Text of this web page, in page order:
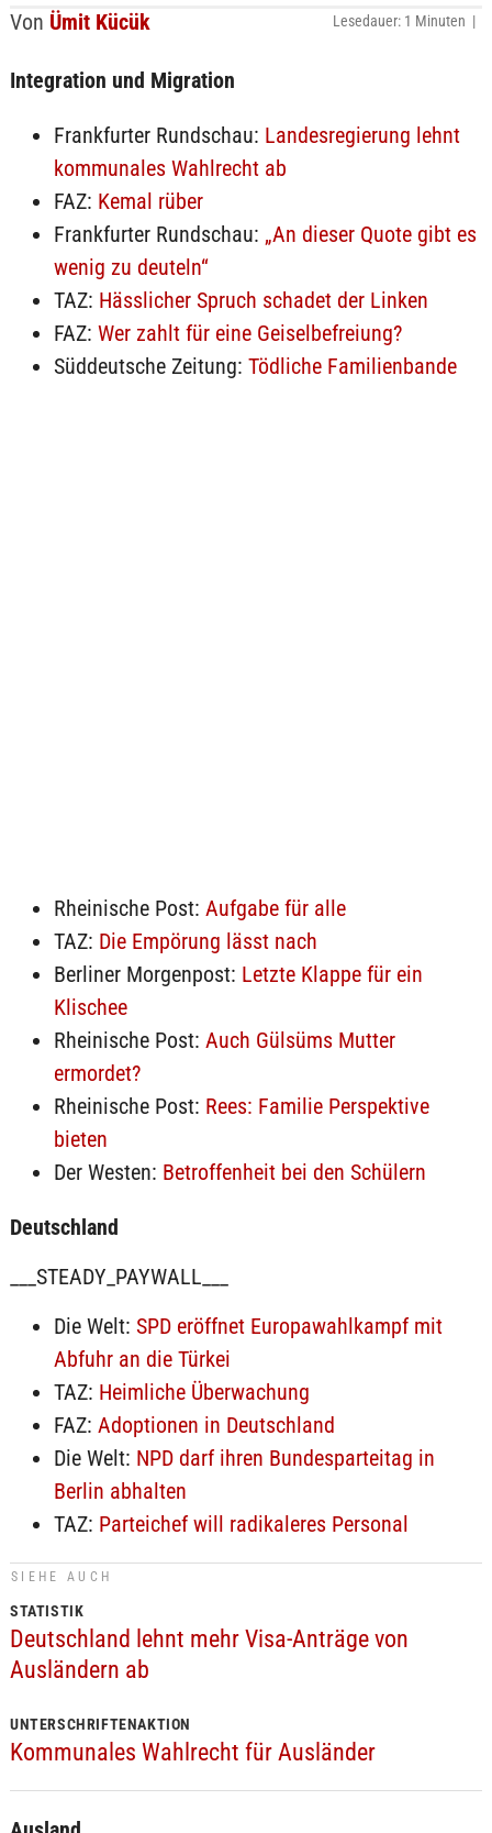
Von Ümit Kücük
Lesedauer: 1 Minuten |
Integration und Migration
Frankfurter Rundschau: Landesregierung lehnt
kommunales Wahlrecht ab
FAZ: Kemal rüber
Frankfurter Rundschau: „An dieser Quote gibt es
wenig zu deuteln“
TAZ: Hässlicher Spruch schadet der Linken
FAZ: Wer zahlt für eine Geiselbefreiung?
Süddeutsche Zeitung: Tödliche Familienbande
Rheinische Post: Aufgabe für alle
TAZ: Die Empörung lässt nach
Berliner Morgenpost: Letzte Klappe für ein
Klischee
Rheinische Post: Auch Gülsüms Mutter
ermordet?
Rheinische Post: Rees: Familie Perspektive
bieten
Der Westen: Betroffenheit bei den Schülern
Deutschland
___STEADY_PAYWALL___
Die Welt: SPD eröffnet Europawahlkampf mit
Abfuhr an die Türkei
TAZ: Heimliche Überwachung
FAZ: Adoptionen in Deutschland
Die Welt: NPD darf ihren Bundesparteitag in
Berlin abhalten
TAZ: Parteichef will radikaleres Personal
SIEHE AUCH
STATISTIK
Deutschland lehnt mehr Visa-Anträge von
Ausländern ab
UNTERSCHRIFTENAKTION
Kommunales Wahlrecht für Ausländer